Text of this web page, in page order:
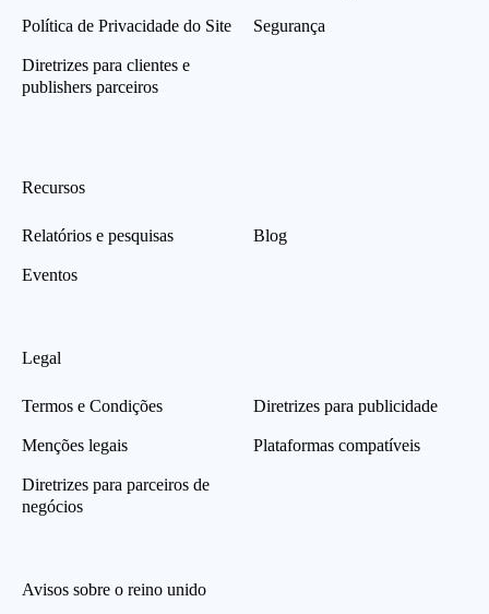
Política de Privacidade do Site
Diretrizes para clientes e
publishers parceiros
Segurança
Recursos
Relatórios e pesquisas
Eventos
Blog
Legal
Termos e Condições
Menções legais
Diretrizes para parceiros de
negócios
Diretrizes para publicidade
Plataformas compatíveis
Avisos sobre o reino unido